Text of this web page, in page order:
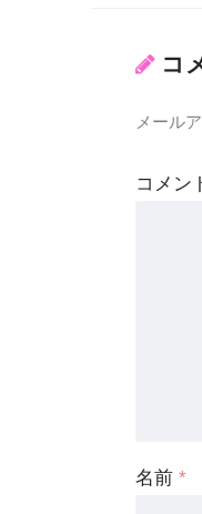
コ
メール
コメン
名前 *